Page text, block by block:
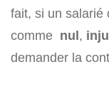
fait, si un salarié
comme nul,
demander la